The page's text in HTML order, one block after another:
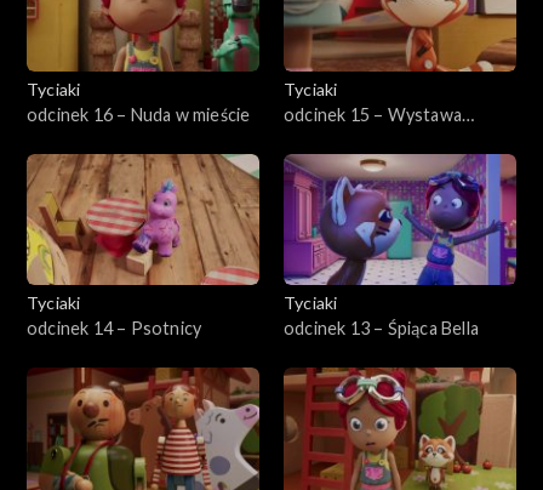
Tyciaki
odcinek 16 – Nuda w mieście
Tyciaki
odcinek 15 – Wystawa
Tyciaki
odcinek 14 – Psotnicy
Tyciaki
odcinek 13 – Śpiąca Bella